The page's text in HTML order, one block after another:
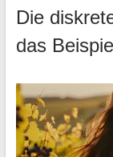
Die
das